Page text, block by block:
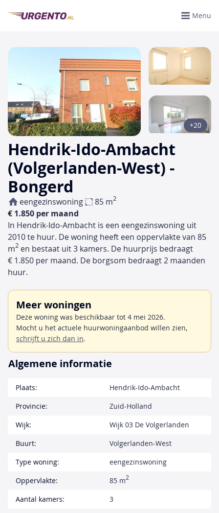
Menu
Hendrik-Ido-Ambacht
(Volgerlanden-West) -
Bongerd
eengezinswoning 85 m2
€ 1.850 per maand
+20
In Hendrik-Ido-Ambacht is een eengezinswoning uit
2010 te huur. De woning heeft een oppervlakte van 85
m2 en bestaat uit 3 kamers. De huurprijs bedraagt
€ 1.850 per maand. De borgsom bedraagt 2 maanden
huur.
Meer woningen
Deze woning was beschikbaar tot 4 mei 2026.
Mocht u het actuele huurwoningaanbod willen zien,
schrijft u zich dan in.
Algemene informatie
Plaats:
Hendrik-Ido-Ambacht
Provincie:
Zuid-Holland
Wijk:
Wijk 03 De Volgerlanden
Buurt:
Volgerlanden-West
Type woning:
eengezinswoning
Oppervlakte:
85 m2
Aantal kamers:
3